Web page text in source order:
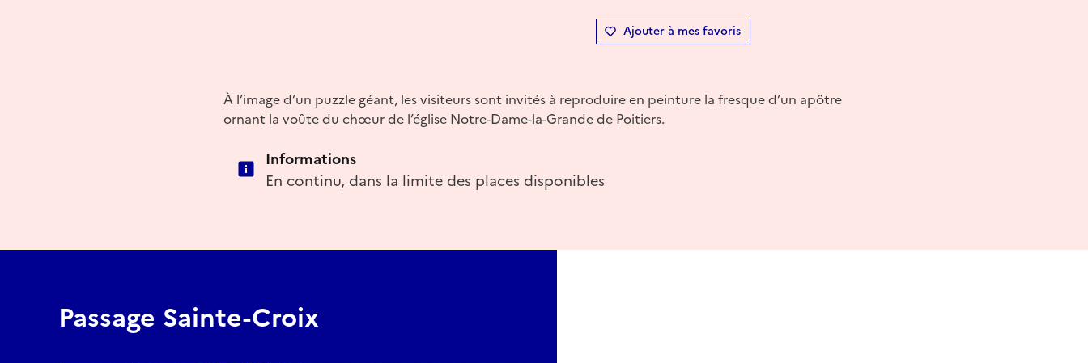
Ajouter à mes favoris
À l’image d’un puzzle géant, les visiteurs sont invités à reproduire en peinture la fresque d’un apôtre
ornant la voûte du chœur de l’église Notre-Dame-la-Grande de Poitiers.
Informations
En continu, dans la limite des places disponibles
Passage Sainte-Croix